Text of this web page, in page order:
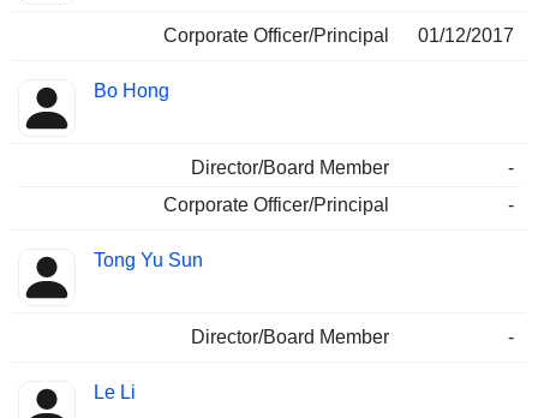
Corporate Officer/Principal 01/12/2017
Bo Hong
Director/Board Member
-
Corporate Officer/Principal
-
Tong Yu Sun
Director/Board Member -
Le Li